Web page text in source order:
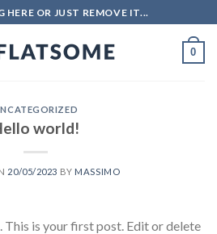
OR JUST REMOVE IT...
0
world!
20/05/2023 BY MASSIMO
is your first post. Edit or delete